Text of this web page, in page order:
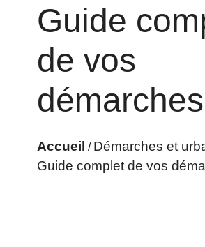
Guide
de vos
démarches
Accueil / Démarches et
Guide complet de vos